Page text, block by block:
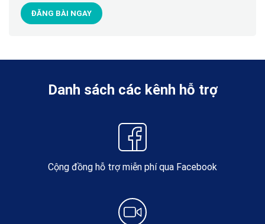
ĐĂNG BÀI NGAY
Danh sách các kênh hỗ trợ
Cộng đồng hỗ trợ miễn phí qua Facebook